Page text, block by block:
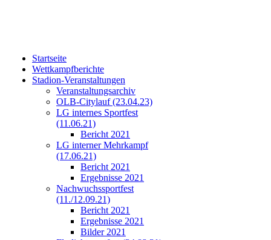
Startseite
Wettkampfberichte
Stadion-Veranstaltungen
Veranstaltungsarchiv
OLB-Citylauf (23.04.23)
LG internes Sportfest
(11.06.21)
Bericht 2021
LG interner Mehrkampf
(17.06.21)
Bericht 2021
Ergebnisse 2021
Nachwuchssportfest
(11./12.09.21)
Bericht 2021
Ergebnisse 2021
Bilder 2021